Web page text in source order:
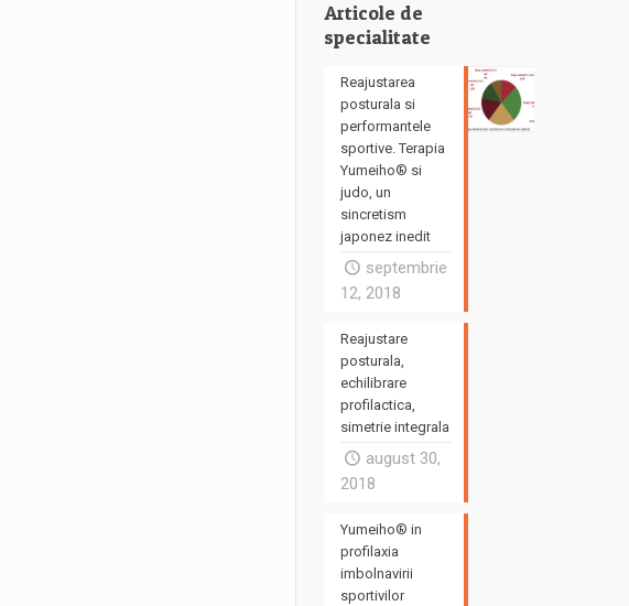
Articole de
specialitate
Reajustarea
posturala si
performantele
sportive. Terapia
Yumeiho® si
judo, un
sincretism
japonez inedit
septembrie
12, 2018
Reajustare
posturala,
echilibrare
profilactica,
simetrie integrala
august 30,
2018
Yumeiho® in
profilaxia
imbolnavirii
sportivilor